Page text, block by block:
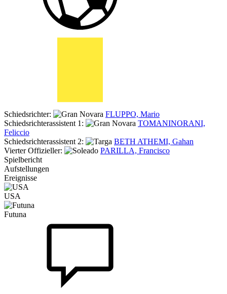
Schiedsrichter:
FLUPPO, Mario
Schiedsrichterassistent 1:
TOMANINORANI,
Feliccio
Schiedsrichterassistent 2:
BETH ATHEMI, Gahan
Vierter Offizieller:
PARILLA, Francisco
Spielbericht
Aufstellungen
Ereignisse
USA
Futuna